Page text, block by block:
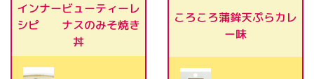
インナービューティーレ
シピ ナスのみそ焼き
丼
ころころ蒲鉾天ぷらカレ
ー味